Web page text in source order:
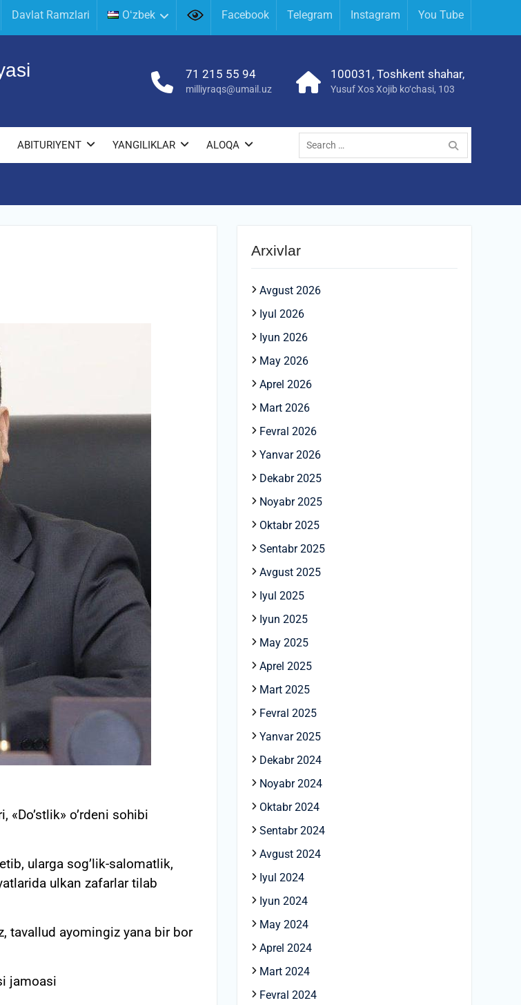
Davlat Ramzlari Oʻzbek Facebook Telegram Instagram You Tube
71 215 55 94
milliyraqs@umail.uz
100031, Toshkent shahar,
Yusuf Xos Xojib ko‘chasi, 103
ABITURIYENT YANGILIKLAR ALOQA
Search
for:
«Do’stlik» o’rdeni sohibi
ularga sog’lik-salomatlik,
ulkan zafarlar tilab
tavallud ayomingiz yana bir bor
jamoasi
Arxivlar
Avgust 2026
Iyul 2026
Iyun 2026
May 2026
Aprel 2026
Mart 2026
Fevral 2026
Yanvar 2026
Dekabr 2025
Noyabr 2025
Oktabr 2025
Sentabr 2025
Avgust 2025
Iyul 2025
Iyun 2025
May 2025
Aprel 2025
Mart 2025
Fevral 2025
Yanvar 2025
Dekabr 2024
Noyabr 2024
Oktabr 2024
Sentabr 2024
Avgust 2024
Iyul 2024
Iyun 2024
May 2024
Aprel 2024
Mart 2024
Fevral 2024